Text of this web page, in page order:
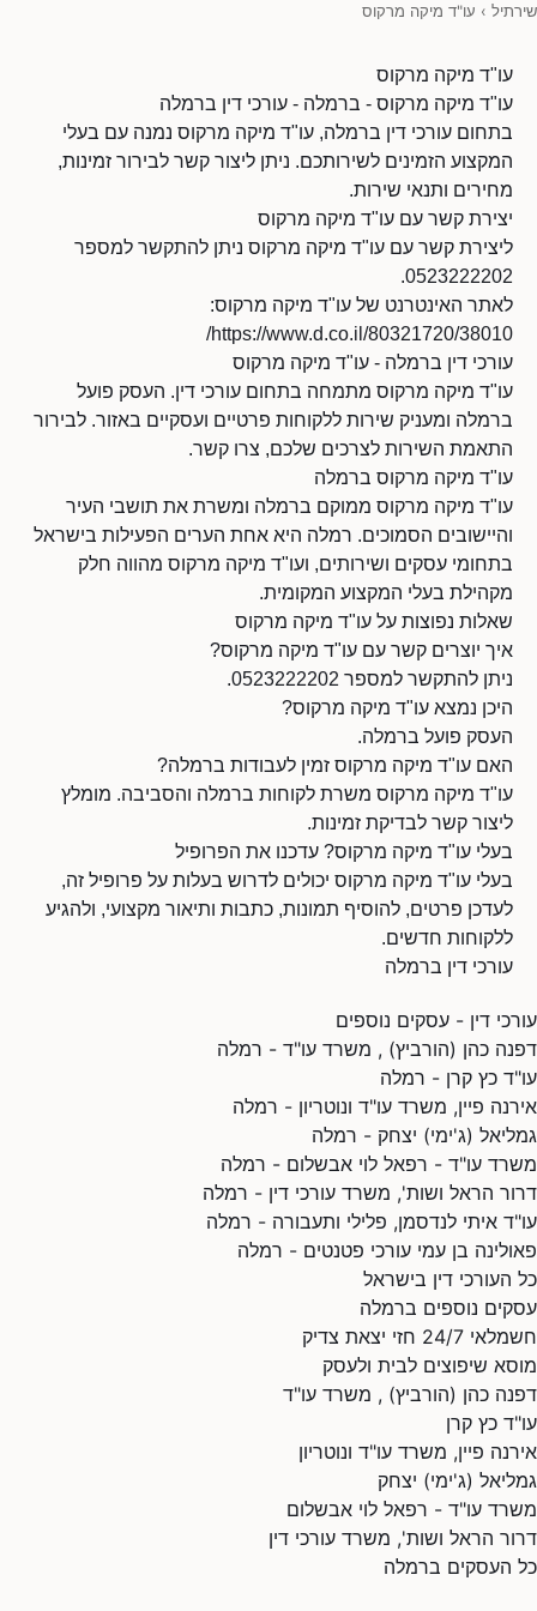
שירתיל › עו"ד מיקה מרקוס
עו"ד מיקה מרקוס
עו"ד מיקה מרקוס - ברמלה - עורכי דין ברמלה
בתחום עורכי דין ברמלה, עו"ד מיקה מרקוס נמנה עם בעלי
המקצוע הזמינים לשירותכם. ניתן ליצור קשר לבירור זמינות,
מחירים ותנאי שירות.
יצירת קשר עם עו"ד מיקה מרקוס
ליצירת קשר עם עו"ד מיקה מרקוס ניתן להתקשר למספר
0523222202.
לאתר האינטרנט של עו"ד מיקה מרקוס:
https://www.d.co.il/80321720/38010/
עורכי דין ברמלה - עו"ד מיקה מרקוס
עו"ד מיקה מרקוס מתמחה בתחום עורכי דין. העסק פועל
ברמלה ומעניק שירות ללקוחות פרטיים ועסקיים באזור. לבירור
התאמת השירות לצרכים שלכם, צרו קשר.
עו"ד מיקה מרקוס ברמלה
עו"ד מיקה מרקוס ממוקם ברמלה ומשרת את תושבי העיר
והיישובים הסמוכים. רמלה היא אחת הערים הפעילות בישראל
בתחומי עסקים ושירותים, ועו"ד מיקה מרקוס מהווה חלק
מקהילת בעלי המקצוע המקומית.
שאלות נפוצות על עו"ד מיקה מרקוס
איך יוצרים קשר עם עו"ד מיקה מרקוס?
ניתן להתקשר למספר 0523222202.
היכן נמצא עו"ד מיקה מרקוס?
העסק פועל ברמלה.
האם עו"ד מיקה מרקוס זמין לעבודות ברמלה?
עו"ד מיקה מרקוס משרת לקוחות ברמלה והסביבה. מומלץ
ליצור קשר לבדיקת זמינות.
בעלי עו"ד מיקה מרקוס? עדכנו את הפרופיל
בעלי עו"ד מיקה מרקוס יכולים לדרוש בעלות על פרופיל זה,
לעדכן פרטים, להוסיף תמונות, כתבות ותיאור מקצועי, ולהגיע
ללקוחות חדשים.
עורכי דין ברמלה
עורכי דין - עסקים נוספים
דפנה כהן (הורביץ) , משרד עו"ד - רמלה
עו"ד כץ קרן - רמלה
אירנה פיין, משרד עו"ד ונוטריון - רמלה
גמליאל (ג'ימי) יצחק - רמלה
משרד עו"ד - רפאל לוי אבשלום - רמלה
דרור הראל ושות', משרד עורכי דין - רמלה
עו"ד איתי לנדסמן, פלילי ותעבורה - רמלה
פאולינה בן עמי עורכי פטנטים - רמלה
כל העורכי דין בישראל
עסקים נוספים ברמלה
חשמלאי 24/7 חזי יצאת צדיק
מוסא שיפוצים לבית ולעסק
דפנה כהן (הורביץ) , משרד עו"ד
עו"ד כץ קרן
אירנה פיין, משרד עו"ד ונוטריון
גמליאל (ג'ימי) יצחק
משרד עו"ד - רפאל לוי אבשלום
דרור הראל ושות', משרד עורכי דין
כל העסקים ברמלה